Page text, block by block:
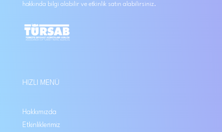
hakkında bilgi alabilir ve etkinlik satın alabilirsiniz.
HIZLI MENÜ
Hakkımızda
Etkinliklerimiz